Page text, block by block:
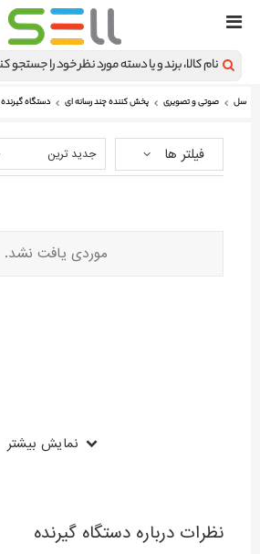
سل صوتی و تصویری پخش کننده چند رسانه ای دستگاه گیرنده
فیلتر ها جدید ترین
موردی یافت نشد.
نمایش بیشتر
نظرات درباره دستگاه گیرنده